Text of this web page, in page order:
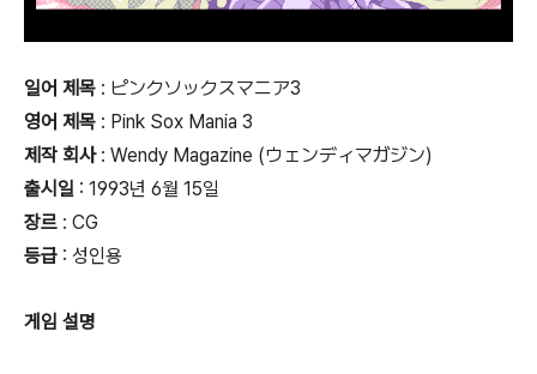
일어 제목 : ピンクソックスマニア3
영어 제목 : Pink Sox Mania 3
제작 회사: Wendy Magazine (ウェンディマガジン)
출시일 : 1993년 6월 15일
장르 : CG
등급 : 성인용
게임 설명